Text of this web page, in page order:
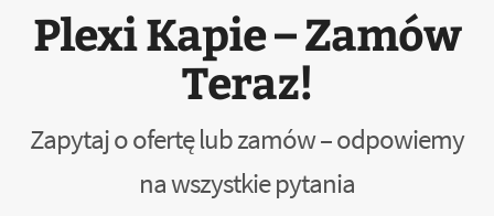
Plexi Kapie – Zamów
Teraz!
Zapytaj o ofertę lub zamów – odpowiemy
na wszystkie pytania